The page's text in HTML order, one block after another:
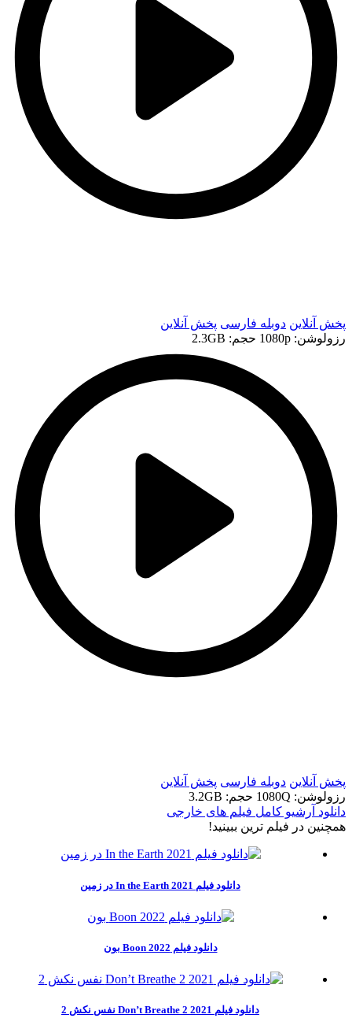
پخش آنلاین دوبله فارسی پخش آنلاین
رزولوشن: 1080p
حجم: 2.3GB
پخش آنلاین دوبله فارسی پخش آنلاین
رزولوشن: 1080Q
حجم: 3.2GB
دانلود آرشیو کامل فیلم های خارجی
همچنين در فيلم ترين ببينيد!
دانلود فیلم In the Earth 2021 در زمین
دانلود فیلم Boon 2022 بون
دانلود فیلم Don’t Breathe 2 2021 نفس نکش 2